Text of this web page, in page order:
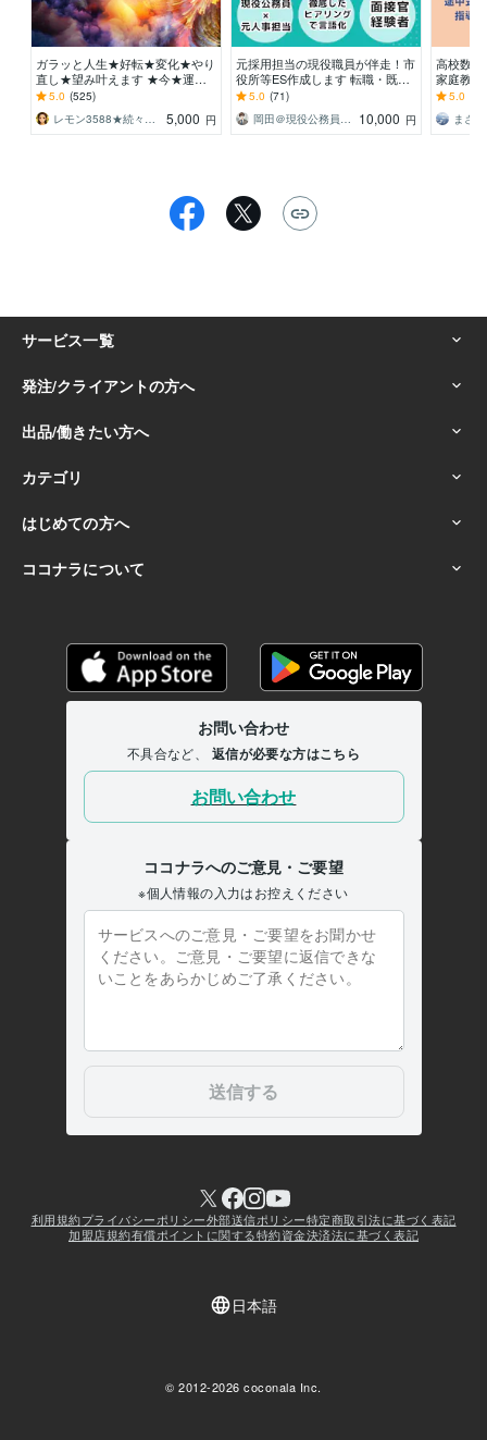
ガラッと人生★好転★変化★やり
直し★望み叶えます ★今★運命
が変わる★全ての希み対応★★
5.0 (525)
レモン3588★続々出てます★新サービス
5,000 円
元採用担当の現役職員が伴走！市
役所等ES作成します 転職・既
卒・空白期間もお任せ！面接官目
線でゼロから作成支援
5.0 (71)
岡田＠現役公務員（元人事課採用担当）
10,000 円
高校数
家庭教
しくチ
のプロ
5.0
まさ